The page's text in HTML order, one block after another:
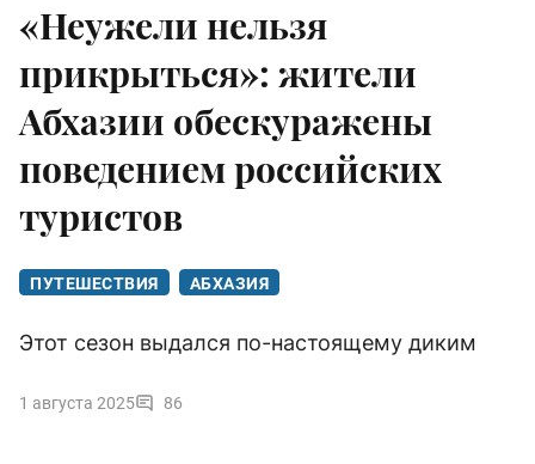
«Неужели нельзя
прикрыться»: жители
Абхазии обескуражены
поведением российских
туристов
ПУТЕШЕСТВИЯ АБХАЗИЯ
Этот сезон выдался по-настоящему диким
1 августа 2025 86